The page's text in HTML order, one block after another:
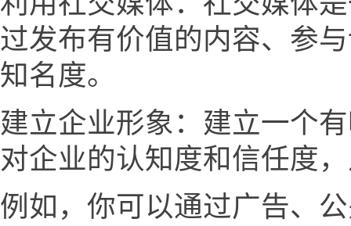
过发布有价值的内容、参
知名度。
建立企业形象：建立一个
对企业的认知度和信任度
例如，你可以通过广告、